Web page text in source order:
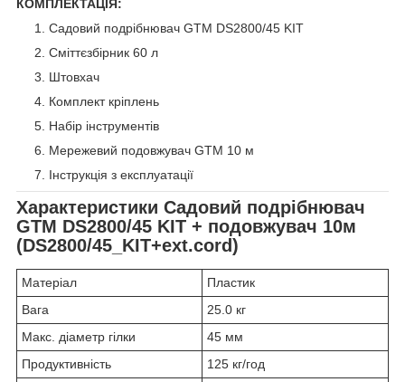
КОМПЛЕКТАЦІЯ:
Садовий подрібнювач GTM DS2800/45 KIT
Сміттєзбірник 60 л
Штовхач
Комплект кріплень
Набір інструментів
Мережевий подовжувач GTM 10 м
Інструкція з експлуатації
Характеристики Садовий подрібнювач
GTM DS2800/45 KIT + подовжувач 10м
(DS2800/45_KIT+ext.cord)
Матеріал
Пластик
Вага
25.0 кг
Макс. діаметр гілки
45 мм
Продуктивність
125 кг/год